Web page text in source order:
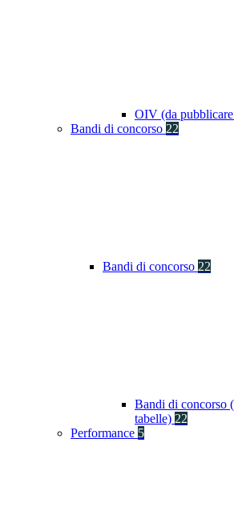
OIV (da
Bandi di concorso 22
Bandi di concorso 22
Bandi di concorso
tabelle) 22
Performance 5